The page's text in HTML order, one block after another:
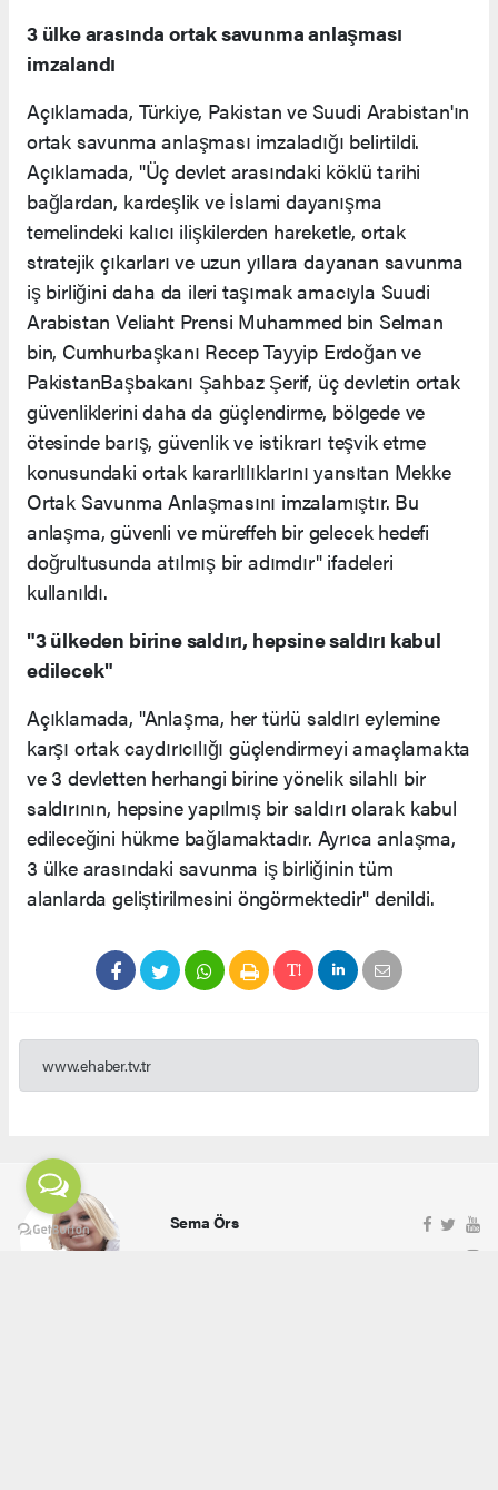
3 ülke arasında ortak savunma anlaşması
imzalandı
Açıklamada, Türkiye, Pakistan ve Suudi Arabistan'ın
ortak savunma anlaşması imzaladığı belirtildi.
Açıklamada, "Üç devlet arasındaki köklü tarihi
bağlardan, kardeşlik ve İslami dayanışma
temelindeki kalıcı ilişkilerden hareketle, ortak
stratejik çıkarları ve uzun yıllara dayanan savunma
iş birliğini daha da ileri taşımak amacıyla Suudi
Arabistan Veliaht Prensi Muhammed bin Selman
bin, Cumhurbaşkanı Recep Tayyip Erdoğan ve
PakistanBaşbakanı Şahbaz Şerif, üç devletin ortak
güvenliklerini daha da güçlendirme, bölgede ve
ötesinde barış, güvenlik ve istikrarı teşvik etme
konusundaki ortak kararlılıklarını yansıtan Mekke
Ortak Savunma Anlaşmasını imzalamıştır. Bu
anlaşma, güvenli ve müreffeh bir gelecek hedefi
doğrultusunda atılmış bir adımdır" ifadeleri
kullanıldı.
"3 ülkeden birine saldırı, hepsine saldırı kabul
edilecek"
Açıklamada, "Anlaşma, her türlü saldırı eylemine
karşı ortak caydırıcılığı güçlendirmeyi amaçlamakta
ve 3 devletten herhangi birine yönelik silahlı bir
saldırının, hepsine yapılmış bir saldırı olarak kabul
edileceğini hükme bağlamaktadır. Ayrıca anlaşma,
3 ülke arasındaki savunma iş birliğinin tüm
alanlarda geliştirilmesini öngörmektedir" denildi.
www.ehaber.tv.tr
Sema Örs